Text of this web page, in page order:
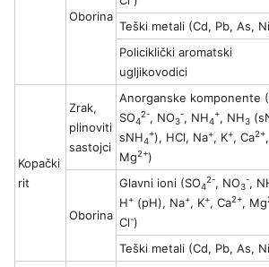
Oborina
Teški metali (Cd, Pb, As,
Policiklički aromatski
ugljikovodici
Kopački
rit
Zrak,
plinoviti
sastojci
Anorganske komponente
SO4
2-, NO3
-, NH4
+, NH3
sNH4
+), HCl, Na+, K+, Ca2+,
Mg2+)
Oborina
Glavni ioni (SO4
2-, NO3
-,
H+ (pH), Na+, K+, Ca2+, Mg
Cl-)
Teški metali (Cd, Pb, As,